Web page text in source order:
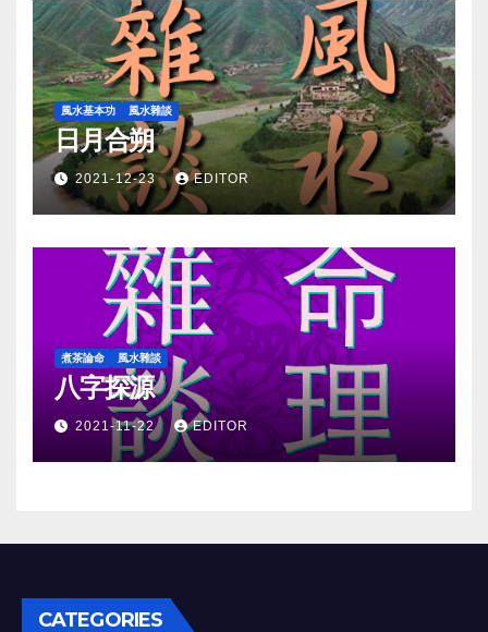
風水基本功 風水雜談
日月合朔
2021-12-23 EDITOR
煮茶論命 風水雜談
八字探源
2021-11-22 EDITOR
CATEGORIES